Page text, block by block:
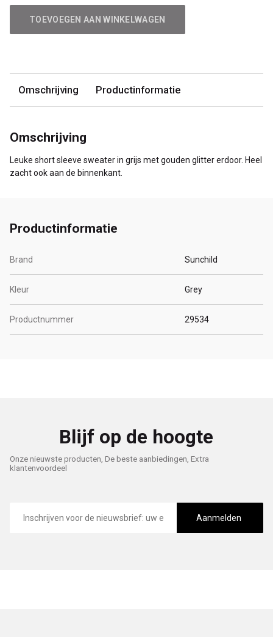
TOEVOEGEN AAN WINKELWAGEN
Omschrijving Productinformatie
Omschrijving
Leuke short sleeve sweater in grijs met gouden glitter erdoor. Heel
zacht ook aan de binnenkant.
Productinformatie
Brand Sunchild
Kleur Grey
Productnummer 29534
Blijf op de hoogte
Onze nieuwste producten, De beste aanbiedingen, Extra
klantenvoordeel
mailadres
Aanmelden